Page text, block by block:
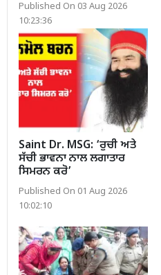
Published On 03 Aug 2026
10:23:36
Saint Dr. MSG: ‘ਰੁਚੀ ਅਤੇ
ਸੱਚੀ ਭਾਵਨਾ ਨਾਲ ਲਗਾਤਾਰ
ਸਿਮਰਨ ਕਰੋ’
Published On 01 Aug 2026
10:02:10